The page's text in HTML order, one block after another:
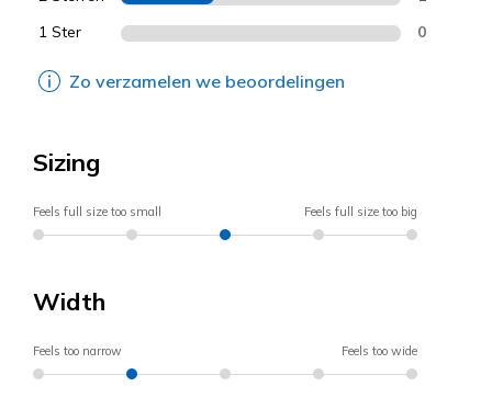
1 Ster 0
Zo verzamelen we beoordelingen
Sizing
Feels full size too small Feels full size too big
Width
Feels too narrow Feels too wide